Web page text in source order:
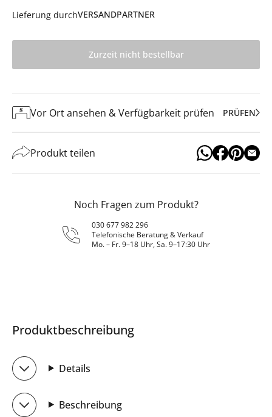
Lieferung durchVERSANDPARTNER
Zurzeit nicht bestellbar
Vor Ort ansehen & Verfügbarkeit prüfen PRÜFEN
Produkt teilen
Noch Fragen zum Produkt?
030 677 982 296
Telefonische Beratung & Verkauf
Mo. – Fr. 9–18 Uhr, Sa. 9–17:30 Uhr
Produktbeschreibung
Details
Beschreibung